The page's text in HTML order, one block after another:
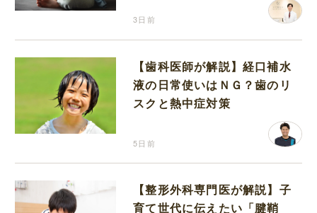
3日前
【歯科医師が解説】経口補水
液の日常使いはＮＧ？歯のリ
スクと熱中症対策
5日前
【整形外科専門医が解説】子
育て世代に伝えたい「腱鞘